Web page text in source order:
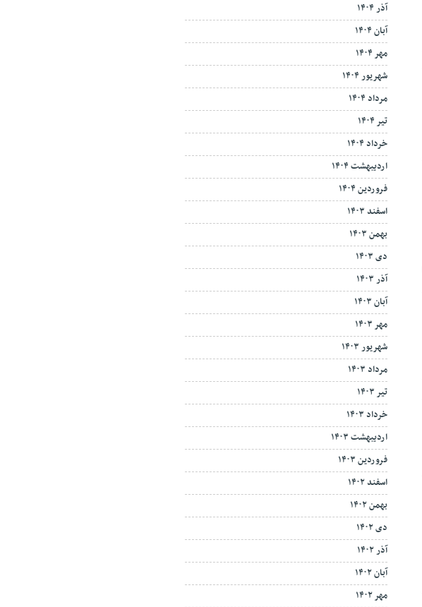
آذر ۱۴۰۴
آبان ۱۴۰۴
مهر ۱۴۰۴
شهریور ۱۴۰۴
مرداد ۱۴۰۴
تیر ۱۴۰۴
خرداد ۱۴۰۴
اردیبهشت ۱۴۰۴
فروردین ۱۴۰۴
اسفند ۱۴۰۳
بهمن ۱۴۰۳
دی ۱۴۰۳
آذر ۱۴۰۳
آبان ۱۴۰۳
مهر ۱۴۰۳
شهریور ۱۴۰۳
مرداد ۱۴۰۳
تیر ۱۴۰۳
خرداد ۱۴۰۳
اردیبهشت ۱۴۰۳
فروردین ۱۴۰۳
اسفند ۱۴۰۲
بهمن ۱۴۰۲
دی ۱۴۰۲
آذر ۱۴۰۲
آبان ۱۴۰۲
مهر ۱۴۰۲